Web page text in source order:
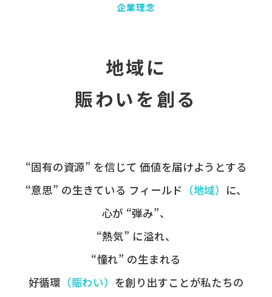
企業理念
地域に
賑わいを創る
“固有の​資源” を​信じて 価値を​届けようとする​
“意思” の​生きている フィールド ​（地域） に、
心が​ “弾み”、
“熱気” に​溢れ、
“憧れ” の​生まれる
好循環 ​（賑わい） を​創り出すことが​私たちの​